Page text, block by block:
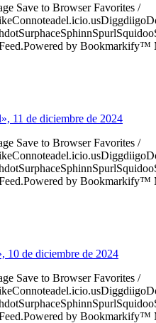
Save to Browser Favorites /
by Bookmarkify™
11 de diciembre de 2024
Save to Browser Favorites /
by Bookmarkify™
10 de diciembre de 2024
Save to Browser Favorites /
by Bookmarkify™